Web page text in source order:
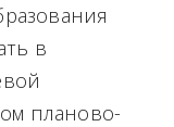
в
планово-